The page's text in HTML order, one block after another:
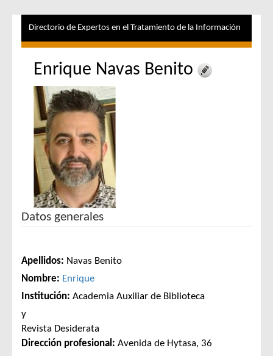
Directorio de Expertos en el Tratamiento de la Información
Enrique Navas Benito
Datos generales
Apellidos: Navas Benito
Nombre: Enrique
Institución: Academia Auxiliar de Biblioteca
y
Revista Desiderata
Dirección profesional: Avenida de Hytasa, 36